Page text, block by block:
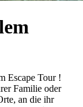
Escape Tour !
Familie oder
an die ihr